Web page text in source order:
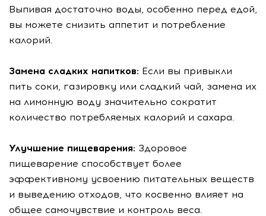
Выпивая достаточно воды, особенно перед едой,
вы можете снизить аппетит и потребление
калорий.
Замена сладких напитков: Если вы привыкли
пить соки, газировку или сладкий чай, замена их
на лимонную воду значительно сократит
количество потребляемых калорий и сахара.
Улучшение пищеварения: Здоровое
пищеварение способствует более
эффективному усвоению питательных веществ
и выведению отходов, что косвенно влияет на
общее самочувствие и контроль веса.